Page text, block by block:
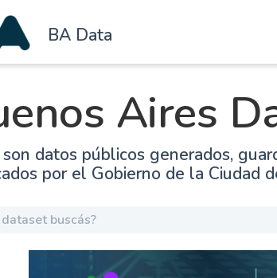
BA Data
Aires
datos públicos generados,
por el Gobierno de la Ciudad